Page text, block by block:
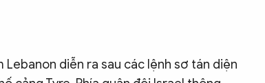
diễn ra sau các lệnh sơ tán diện